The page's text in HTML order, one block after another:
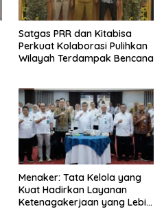
Satgas PRR dan Kitabisa
Perkuat Kolaborasi Pulihkan
Wilayah Terdampak Bencana
Menaker: Tata Kelola yang
Kuat Hadirkan Layanan
Ketenagakerjaan yang Lebih